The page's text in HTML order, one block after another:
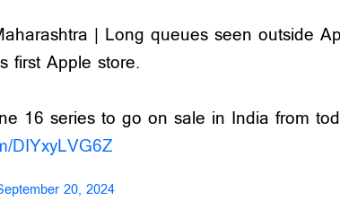
| Long queues seen outside
first Apple store.
16 series to go on sale in India from
DIYxyLVG6Z
20, 2024